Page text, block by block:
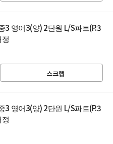
3 영어3(양) 2단원 L/S파트(P.3
스크랩
3 영어3(양) 2단원 L/S파트(P.3